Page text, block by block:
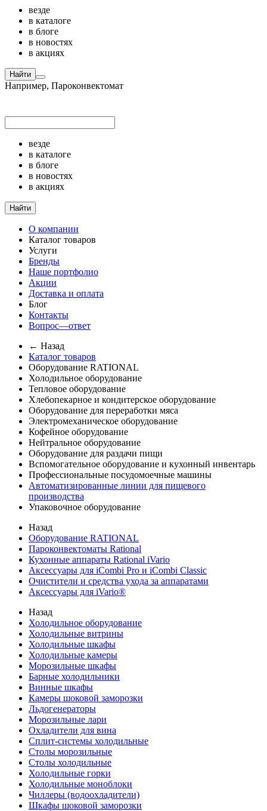
везде
в каталоге
в блоге
в новостях
в акциях
Найти
Например, Пароконвектомат
везде
в каталоге
в блоге
в новостях
в акциях
Найти
О компании
Каталог товаров
Услуги
Бренды
Наше портфолио
Акции
Доставка и оплата
Блог
Контакты
Вопрос—ответ
← Назад
Каталог товаров
Оборудование RATIONAL
Холодильное оборудование
Тепловое оборудование
Хлебопекарное и кондитерское оборудование
Оборудование для переработки мяса
Электромеханическое оборудование
Кофейное оборудование
Нейтральное оборудование
Оборудование для раздачи пищи
Вспомогательное оборудование и кухонный инвентарь
Профессиональные посудомоечные машины
Автоматизированные линии для пищевого
производства
Упаковочное оборудование
Назад
Оборудование RATIONAL
Пароконвектоматы Rational
Кухонные аппараты Rational iVario
Аксессуары для iCombi Pro и iCombi Classic
Очистители и средства ухода за аппаратами
Аксессуары для iVario®
Назад
Холодильное оборудование
Холодильные витрины
Холодильные шкафы
Холодильные камеры
Морозильные шкафы
Барные холодильники
Винные шкафы
Камеры шоковой заморозки
Льдогенераторы
Морозильные лари
Охладители для вина
Сплит-системы холодильные
Столы морозильные
Столы холодильные
Холодильные горки
Холодильные моноблоки
Чиллеры (водоохладители)
Шкафы шоковой заморозки